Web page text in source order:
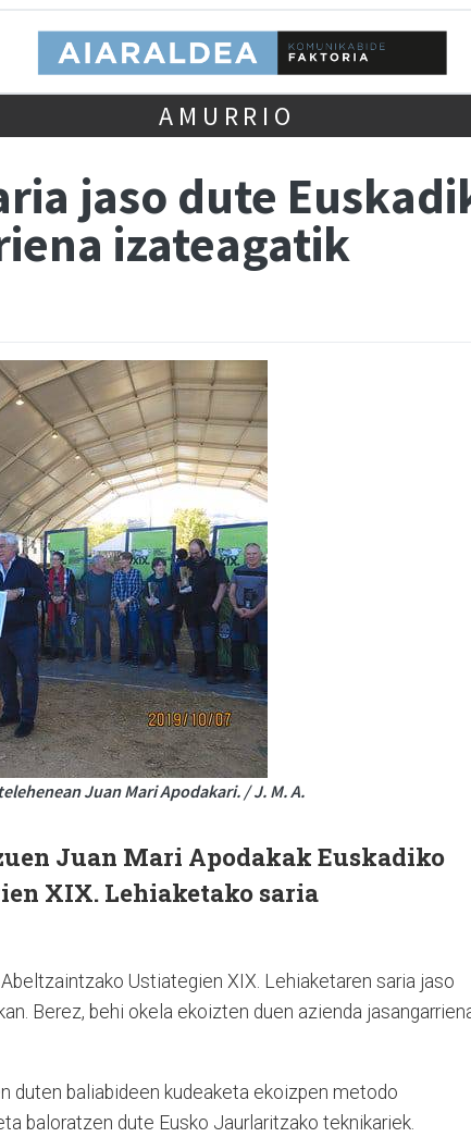
AMURRIO
jaso dute
izateagatik
Juan Mari Apodakari. / J. M. A.
Juan Mari Apodakak Euskadiko
XIX. Lehiaketako saria
Ustiategien XIX. Lehiaketaren saria jaso
Berez, behi okela ekoizten duen azienda
duten baliabideen kudeaketa ekoizpen metodo
baloratzen dute Eusko Jaurlaritzako teknikariek.